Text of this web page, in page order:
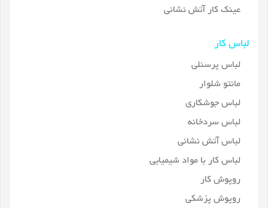
عینک کار آتش نشانی
لباس کار
لباس پرسنلی
مانتو شلوار
لباس جوشکاری
لباس سردخانه
لباس آتش نشانی
لباس کار با مواد شیمیایی
روپوش کار
روپوش پزشکی